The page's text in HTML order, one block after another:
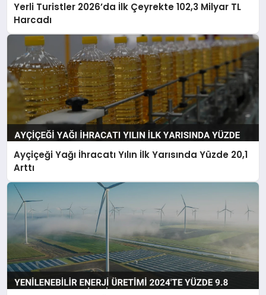
Yerli Turistler 2026’da İlk Çeyrekte 102,3 Milyar TL
Harcadı
Ayçiçeği Yağı İhracatı Yılın İlk Yarısında Yüzde 20,1
Arttı